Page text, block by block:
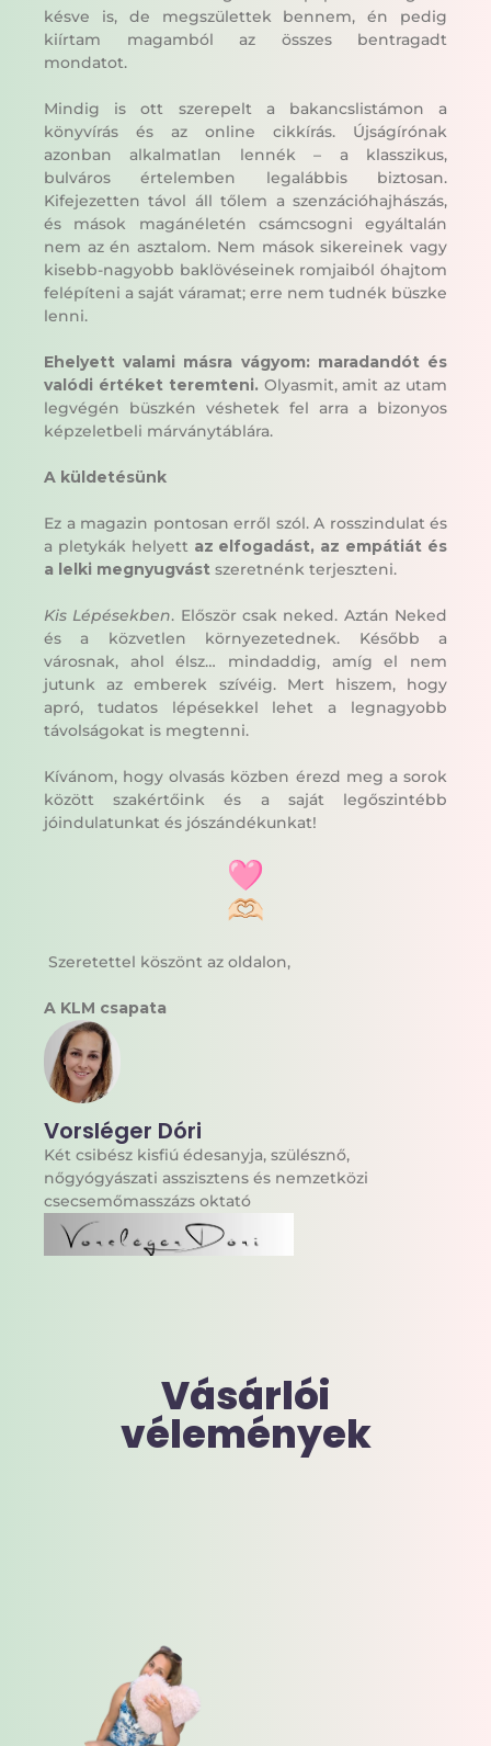
késve is, de megszülettek bennem, én pedig
kiírtam magamból az összes bentragadt
mondatot.
Mindig is ott szerepelt a bakancslistámon a
könyvírás és az online cikkírás. Újságírónak
azonban alkalmatlan lennék – a klasszikus,
bulváros értelemben legalábbis biztosan.
Kifejezetten távol áll tőlem a szenzációhajhászás,
és mások magánéletén csámcsogni egyáltalán
nem az én asztalom. Nem mások sikereinek vagy
kisebb-nagyobb baklövéseinek romjaiból óhajtom
felépíteni a saját váramat; erre nem tudnék büszke
lenni.
Ehelyett valami másra vágyom: maradandót és
valódi értéket teremteni. Olyasmit, amit az utam
legvégén büszkén véshetek fel arra a bizonyos
képzeletbeli márványtáblára.
A küldetésünk
Ez a magazin pontosan erről szól. A rosszindulat és
a pletykák helyett az elfogadást, az empátiát és
a lelki megnyugvást szeretnénk terjeszteni.
Kis Lépésekben. Először csak neked. Aztán Neked
és a közvetlen környezetednek. Később a
városnak, ahol élsz… mindaddig, amíg el nem
jutunk az emberek szívéig. Mert hiszem, hogy
apró, tudatos lépésekkel lehet a legnagyobb
távolságokat is megtenni.
Kívánom, hogy olvasás közben érezd meg a sorok
között szakértőink és a saját legőszintébb
jóindulatunkat és jószándékunkat!
Szeretettel köszönt az oldalon,
A KLM csapata
Vorsléger Dóri
Két csibész kisfiú édesanyja, szülésznő,
nőgyógyászati asszisztens és nemzetközi
csecsemőmasszázs oktató
Vásárlói
vélemények